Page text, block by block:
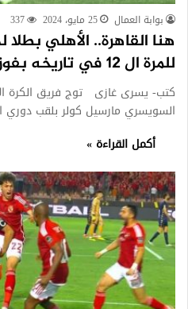
بوابة العمال 25 مايو، 2024 337
هنا القاهرة.. الأهلي بطلا
للمرة ال 12 في تاريخه بفوزه على الترجي بهدف
كتب- يسرى غازى توج فريق الكرة
السويسري مارسيل كولر بلقب دوري
أكمل القراءة »